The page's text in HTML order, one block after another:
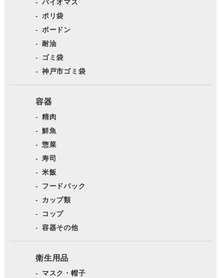
バイオマス
ポリ袋
ボードン
耐油
ゴミ袋
神戸市ゴミ袋
容器
精肉
鮮魚
惣菜
寿司
米飯
フードパック
カップ類
コップ
容器その他
衛生用品
マスク・帽子